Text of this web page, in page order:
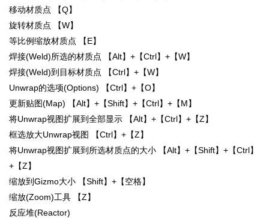
移动材质点 【Q】
旋转材质点 【W】
等比例缩放材质点 【E】
焊接(Weld)所选的材质点 【Alt】+【Ctrl】+【W】
焊接(Weld)到目标材质点 【Ctrl】+【W】
Unwrap的选项(Options) 【Ctrl】+【O】
更新贴图(Map) 【Alt】+【Shift】+【Ctrl】+【M】
将Unwrap视图扩展到全部显示 【Alt】+【Ctrl】+【Z】
框选放大Unwrap视图 【Ctrl】+【Z】
将Unwrap视图扩展到所选材质点的大小 【Alt】+【Shift】+【Ctrl】
+【Z】
缩放到Gizmo大小 【Shift】+【空格】
缩放(Zoom)工具 【Z】
反应堆(Reactor)